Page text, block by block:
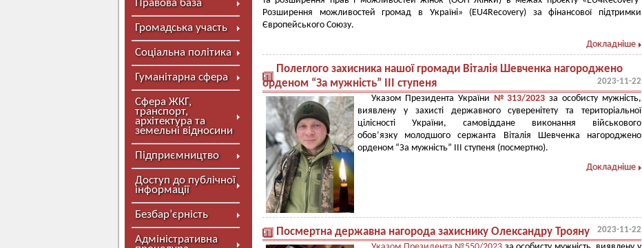
Правова база
Громадська участь
Соціальна політика
Гуманітарна сфера
Сфера ЖКГ,
транспорт,
архітектура та
земельні відносини
Підприємництво
Доступ до публічної
інформації
Безбар’єрність
Адміністративна
Розширення можливостей громад в Україні» (EU4Recovery) за фінансової підтримки
Європейського Союзу.
Докладніше
Полеглого захисника нашої громади Віталія Шевченка нагороджено
орденом “За мужність” ІІІ ступеня
2023-11-22
Указом Президента України№313/2023за особисту мужність,
виявлену у захисті державного суверенітету та територіальної
цілісності України, самовіддане виконання військового
обов’язку молодшого сержанта Віталія Шевченка нагороджено
орденом “За мужність” ІІІ ступеня (посмертно).
Докладніше
Посмертна державна нагорода захиснику Олександру Трояну 2023-11-22